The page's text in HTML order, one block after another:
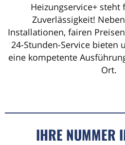
Heizungservice+
Zuverlässigkeit!
Installationen, fairen
24-Stunden-Service bieten
eine kompetente
Ort.
IHRE NUMMER